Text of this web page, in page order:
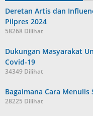
Deretan Artis dan
Pilpres 2024
58268 Dilihat
Dukungan Masyarakat
Covid-19
34349 Dilihat
Bagaimana Cara Menulis
28225 Dilihat